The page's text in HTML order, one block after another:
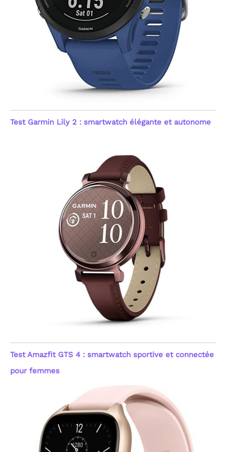
votre bien-être avec
notre capteur optique
avancé de nouvelle
génération. Cette montre
connectée femme et
homme assure un suivi
continu 24h/24 de votre
fréquence cardiaque et
du taux d'oxygène dans le
sang (SpO2). Le système
émet une alerte
d'anomalie du rythme
cardiaque, offrant une
forme. Note : Ce produit
n'est pas un dispositif
médical ; les données
sont fournies à titre
indicatif pour le suivi du
fitness et du bien-être
général, visant une
gestion simplifiée de
votre capital santé au
[Sommeil,
Stress & Suivi du Cycle
Féminin] Optimisez votre
repos avec une analyse
détaillée des phases de
sommeil : profond, léger,
moments d'éveil. Cette
connectée innove
également avec un
enregistrement de
l'humeur (Positif, Calme,
Moyen, Élevé). Ces
indicateurs, couplés au
suivi du cycle menstruel,
offrent une vision globale
de votre état physique et
émotionnel. Profitez
d'exercices de respiration
Test Garmin Lily 2 : smartwatch élégante et autonome
Test Amazfit GTS 4 : smartwatch sportive et connectée
pour femmes